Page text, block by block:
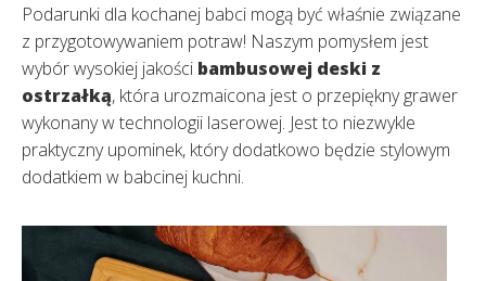
Podarunki dla kochanej babci mogą być właśnie związane
z przygotowywaniem potraw! Naszym pomysłem jest
wybór wysokiej jakości bambusowej deski z
ostrzałką, która urozmaicona jest o przepiękny grawer
wykonany w technologii laserowej. Jest to niezwykle
praktyczny upominek, który dodatkowo będzie stylowym
dodatkiem w babcinej kuchni.